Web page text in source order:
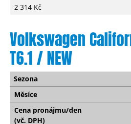
2 314 Kč
Volkswagen
T6.1 / NEW
Sezona
Měsíce
Cena pronájmu/den
(vč. DPH)